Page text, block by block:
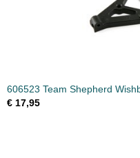
606523 Team Shepherd
€ 17,95